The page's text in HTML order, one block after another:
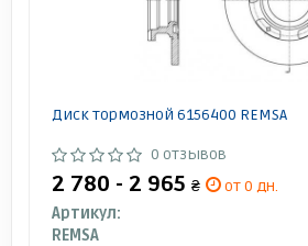
Диск тормозной 6156400 REMSA
0 отзывов
2 780 - 2 965 ₴
от 0 дн.
Артикул:
REMSA